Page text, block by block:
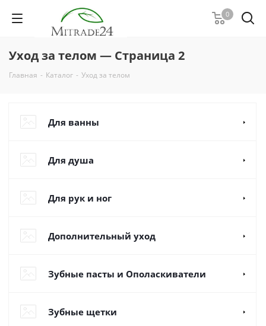
0
Уход за телом — Страница 2
Главная - Каталог - Уход за телом
Для ванны
Для душа
Для рук и ног
Дополнительный уход
Зубные пасты и Ополаскиватели
Зубные щетки